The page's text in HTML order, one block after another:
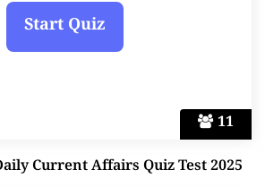
11
Current Affairs Quiz Test 2025